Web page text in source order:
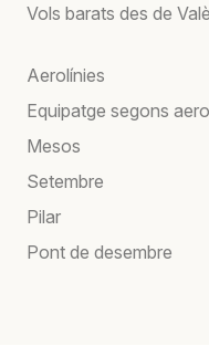
Vols barats des de
Aerolínies
Equipatge segons
Mesos
Setembre
Pilar
Pont de desembre